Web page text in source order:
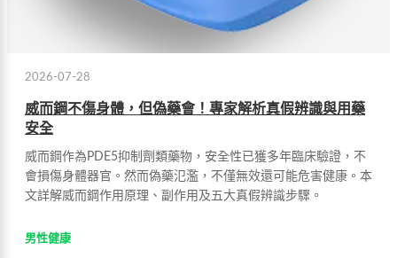
2026-07-28
威而鋼不傷身體，但偽藥會！專家解析真假辨識與用藥
安全
威而鋼作為PDE5抑制劑類藥物，安全性已獲多年臨床驗證，不
會損傷身體器官。然而偽藥氾濫，不僅無效還可能危害健康。本
文詳解威而鋼作用原理、副作用及五大真假辨識步驟。
男性健康